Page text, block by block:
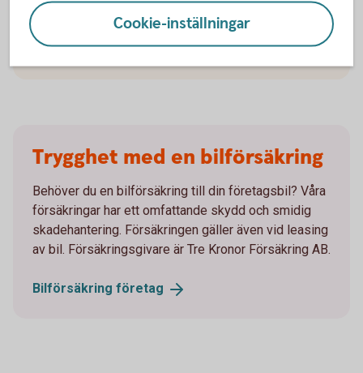
leasingbil när kontraktet löper ut.
Sälj dinleasingbil
Trygghet med en bilförsäkring
Behöver du en bilförsäkring till din företagsbil? Våra
försäkringar har ett omfattande skydd och smidig
skadehantering. Försäkringen gäller även vid leasing
av bil. Försäkringsgivare är Tre Kronor Försäkring AB.
Bilförsäkring företag
Cookie-inställningar